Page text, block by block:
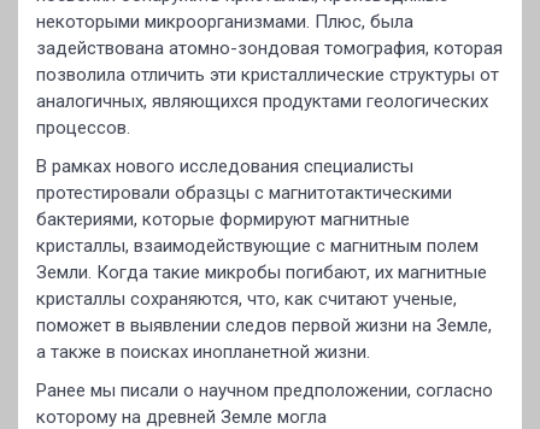
некоторыми микроорганизмами. Плюс, была
задействована атомно-зондовая томография, которая
позволила отличить эти кристаллические структуры от
аналогичных, являющихся продуктами геологических
процессов.
В рамках нового исследования специалисты
протестировали образцы с магнитотактическими
бактериями, которые формируют магнитные
кристаллы, взаимодействующие с магнитным полем
Земли. Когда такие микробы погибают, их магнитные
кристаллы сохраняются, что, как считают ученые,
поможет в выявлении следов первой жизни на Земле,
а также в поисках инопланетной жизни.
Ранее мы писали о научном предположении, согласно
которому на древней Земле могла